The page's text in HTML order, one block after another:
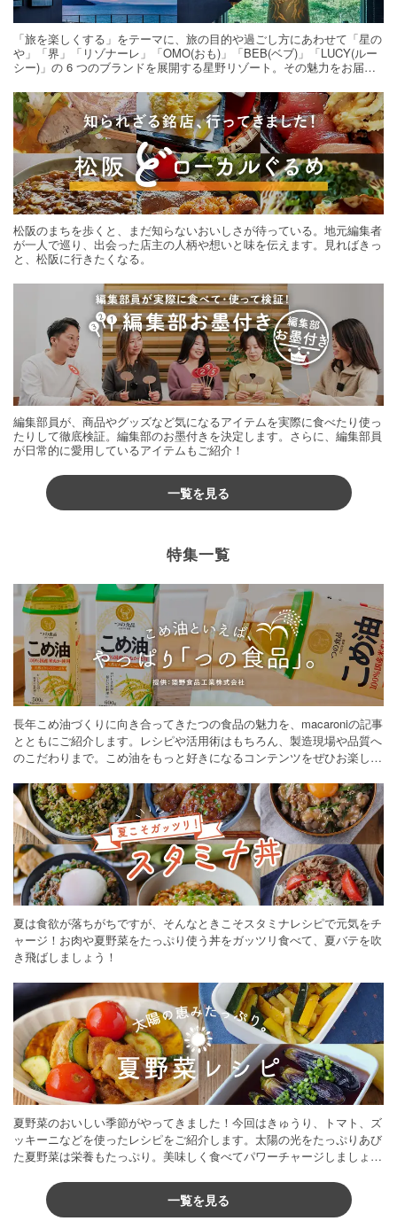
「旅を楽しくする」をテーマに、旅の目的や過ごし方にあわせて「星の
や」「界」「リゾナーレ」「OMO(おも)」「BEB(ベブ)」「LUCY(ルー
シー)」の 6 つのブランドを展開する星野リゾート。その魅力をお届け
松阪のまちを歩くと、まだ知らないおいしさが待っている。地元編集者
が一人で巡り、出会った店主の人柄や想いと味を伝えます。見ればきっ
と、松阪に行きたくなる。
編集部員が、商品やグッズなど気になるアイテムを実際に食べたり使っ
たりして徹底検証。編集部のお墨付きを決定します。さらに、編集部員
が日常的に愛用しているアイテムもご紹介！
一覧を見る
特集一覧
長年こめ油づくりに向き合ってきたつの食品の魅力を、macaroniの記事
とともにご紹介します。レシピや活用術はもちろん、製造現場や品質へ
のこだわりまで。こめ油をもっと好きになるコンテンツをぜひお楽しみ
夏は食欲が落ちがちですが、そんなときこそスタミナレシピで元気をチ
ャージ！お肉や夏野菜をたっぷり使う丼をガッツリ食べて、夏バテを吹
き飛ばしましょう！
夏野菜のおいしい季節がやってきました！今回はきゅうり、トマト、ズ
ッキーニなどを使ったレシピをご紹介します。太陽の光をたっぷりあび
た夏野菜は栄養もたっぷり。美味しく食べてパワーチャージしましょう
一覧を見る